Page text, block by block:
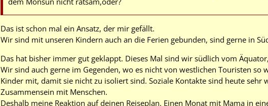
Das ist schon mal ein Ansatz, der mir gefällt.
Wir sind mit unseren Kindern auch an die Ferien gebunden, sind gerne in
Das hat bisher immer gut geklappt. Dieses Mal sind wir südlich vom
Wir sind auch gerne im Gegenden, wo es nicht von westlichen Touristen
Kinder mit, damit sie nicht zu isoliert sind. Soziale Kontakte sind heute
Zusammensein mit Menschen.
Deshalb meine Reaktion auf deinen Reiseplan. Einen Monat mit Mama in